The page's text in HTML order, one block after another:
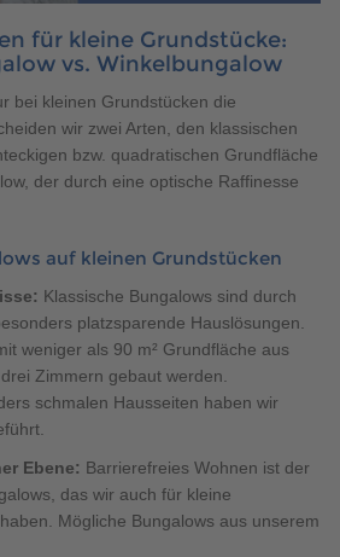
für kleine Grundstücke:
vs. Winkelbungalow
bei kleinen Grundstücken die
wir zwei Arten, den klassischen
bzw. quadratischen Grundfläche
der durch eine optische Raffinesse
auf kleinen Grundstücken
Klassische Bungalows sind durch
platzsparende Hauslösungen.
weniger als 90 m² Grundfläche aus
Zimmern gebaut werden.
schmalen Hausseiten haben wir
Ebene: Barrierefreies Wohnen ist der
das wir auch für kleine
Mögliche Bungalows aus unserem